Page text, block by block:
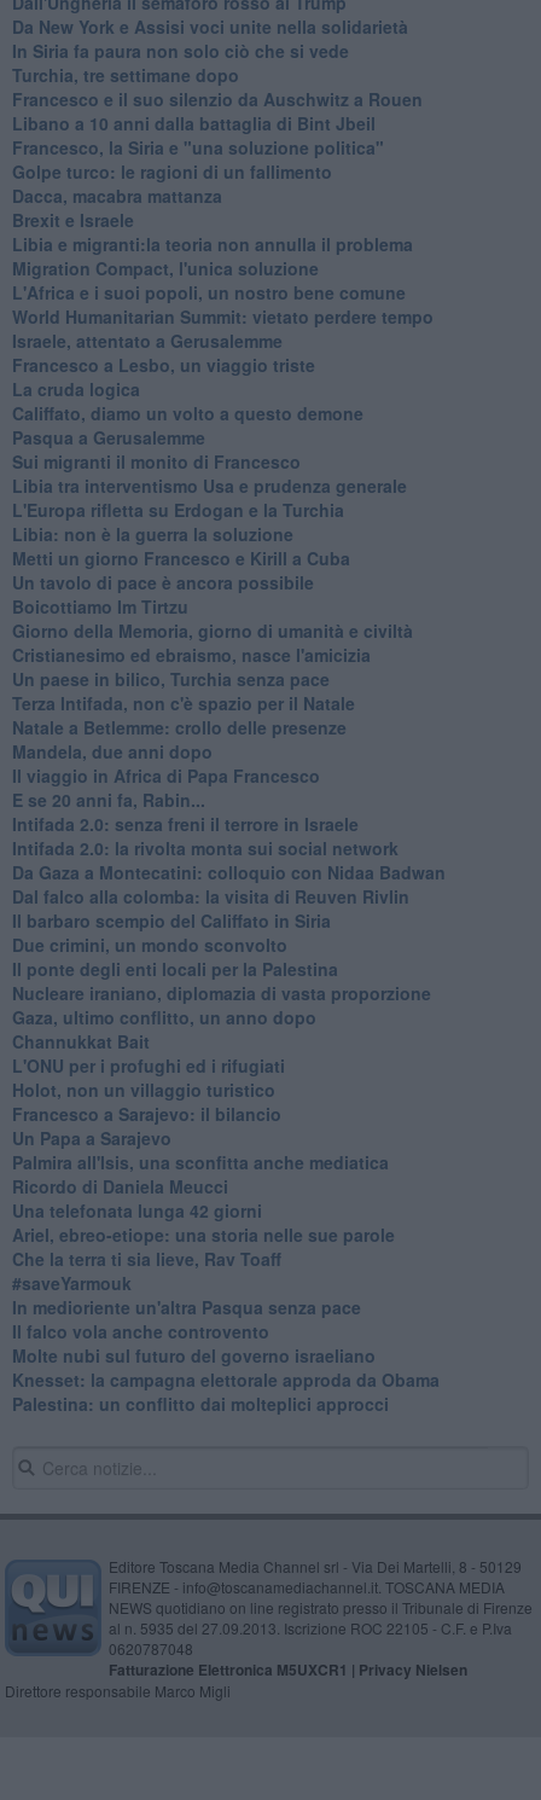
Da New York e Assisi voci unite nella solidarietà
In Siria fa paura non solo ciò che si vede
Turchia, tre settimane dopo
Francesco e il suo silenzio da Auschwitz a Rouen
Libano a 10 anni dalla battaglia di Bint Jbeil
Francesco, la Siria e "una soluzione politica"
Golpe turco: le ragioni di un fallimento
Dacca, macabra mattanza
Brexit e Israele
Libia e migranti:la teoria non annulla il problema
Migration Compact, l'unica soluzione
L'Africa e i suoi popoli, un nostro bene comune
World Humanitarian Summit: vietato perdere tempo
Israele, attentato a Gerusalemme
Francesco a Lesbo, un viaggio triste
La cruda logica
Califfato, diamo un volto a questo demone
Pasqua a Gerusalemme
Sui migranti il monito di Francesco
Libia tra interventismo Usa e prudenza generale
L'Europa rifletta su Erdogan e la Turchia
Libia: non è la guerra la soluzione
Metti un giorno Francesco e Kirill a Cuba
Un tavolo di pace è ancora possibile
Boicottiamo Im Tirtzu
Giorno della Memoria, giorno di umanità e civiltà
Cristianesimo ed ebraismo, nasce l'amicizia
Un paese in bilico, Turchia senza pace
Terza Intifada, non c'è spazio per il Natale
Natale a Betlemme: crollo delle presenze
Mandela, due anni dopo
Il viaggio in Africa di Papa Francesco
E se 20 anni fa, Rabin...
Intifada 2.0: senza freni il terrore in Israele
Intifada 2.0: la rivolta monta sui social network
Da Gaza a Montecatini: colloquio con Nidaa Badwan
Dal falco alla colomba: la visita di Reuven Rivlin
Il barbaro scempio del Califfato in Siria
Due crimini, un mondo sconvolto
Il ponte degli enti locali per la Palestina
Nucleare iraniano, diplomazia di vasta proporzione
Gaza, ultimo conflitto, un anno dopo
Channukkat Bait
L'ONU per i profughi ed i rifugiati
Holot, non un villaggio turistico
Francesco a Sarajevo: il bilancio
Un Papa a Sarajevo
Palmira all'Isis, una sconfitta anche mediatica
Ricordo di Daniela Meucci
​Una telefonata lunga 42 giorni
​Ariel, ebreo-etiope: una storia nelle sue parole
Che la terra ti sia lieve, Rav Toaff
​#saveYarmouk
​In medioriente un'altra Pasqua senza pace
​Il falco vola anche controvento
Molte nubi sul futuro del governo israeliano
Knesset: la campagna elettorale approda da Obama
Palestina: un conflitto dai molteplici approcci
Editore Toscana Media Channel srl - Via Dei Martelli, 8 - 50129
FIRENZE - info@toscanamediachannel.it. TOSCANA MEDIA
NEWS quotidiano on line registrato presso il Tribunale di Firenze
al n. 5935 del 27.09.2013. Iscrizione ROC 22105 - C.F. e P.Iva
0620787048
Fatturazione Elettronica M5UXCR1 | Privacy Nielsen
Direttore responsabile Marco Migli